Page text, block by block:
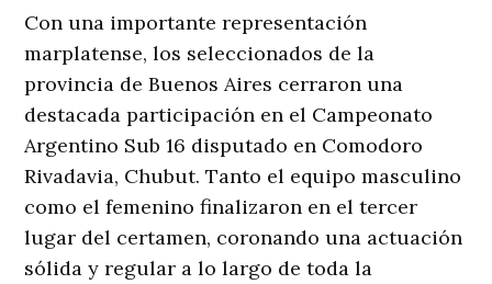
Con una importante representación
marplatense, los seleccionados de la
provincia de Buenos Aires cerraron una
destacada participación en el Campeonato
Argentino Sub 16 disputado en Comodoro
Rivadavia, Chubut. Tanto el equipo masculino
como el femenino finalizaron en el tercer
lugar del certamen, coronando una actuación
sólida y regular a lo largo de toda la